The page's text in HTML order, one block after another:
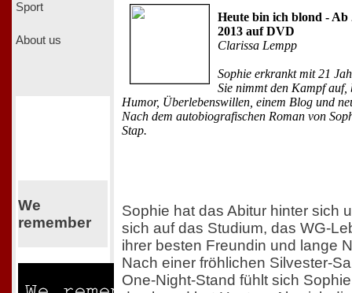
Sport
About us
We
remember
Heute bin ich blond - Ab
2013 auf DVD
Clarissa Lempp
Sophie erkrankt mit 21
Sie nimmt den Kampf auf,
Humor, Überlebenswillen, einem Blog und
Nach dem autobiografischen Roman von
Stap.
Sophie hat das Abitur hinter sich
sich auf das Studium, das WG-
ihrer besten Freundin und lange
Nach einer fröhlichen Silvester-
One-Night-Stand fühlt sich